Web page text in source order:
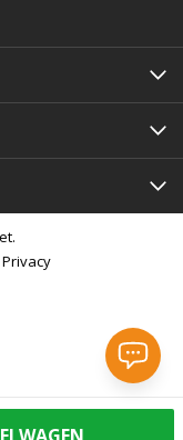
Privacy